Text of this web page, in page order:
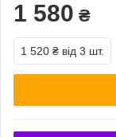
1 580 ₴
1 520 ₴ від 3 шт.